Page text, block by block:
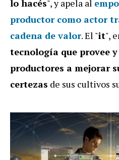
lo hacés", y apela al
productor como actor
cadena de valor. El "it",
tecnología que provee
productores a mejorar
certezas de sus cultivos